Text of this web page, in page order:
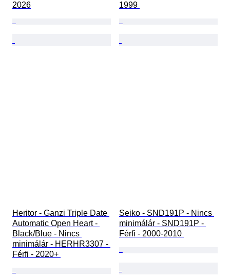
2026
1999
Heritor - Ganzi Triple Date
Automatic Open Heart -
Black/Blue - Nincs
minimálár - HERHR3307 -
Férfi - 2020+
Seiko - SND191P - Nincs
minimálár - SND191P -
Férfi - 2000-2010